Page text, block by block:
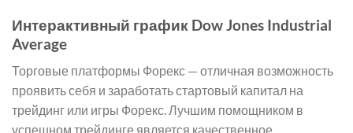
Интерактивный график Dow Jones Industrial
Average
Торговые платформы Форекс — отличная возможность
проявить себя и заработать стартовый капитал на
трейдинг или игры Форекс. Лучшим помощником в
успешном трейдинге является качественное